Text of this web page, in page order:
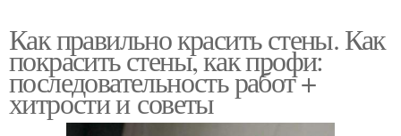
Как правильно красить стены. Как
покрасить стены, как профи:
последовательность работ +
хитрости и советы